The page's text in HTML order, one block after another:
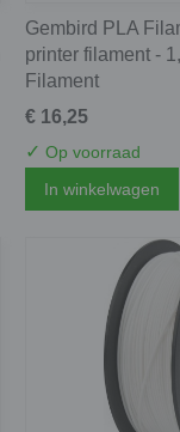
Gembird PLA
printer filament -
Filament
€ 16,25
✓ Op voorraad
In winkelwagen